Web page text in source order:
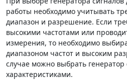
работы необходимо учитывать
диапазон и разрешение. Если
высокими частотами или
измерения, то необходимо
диапазоном частот и высоким
случае можно выбрать
характеристиками.